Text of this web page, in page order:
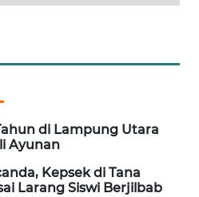
di Lampung Utara
Ayunan
Kepsek di Tana
Larang Siswi Berjilbab